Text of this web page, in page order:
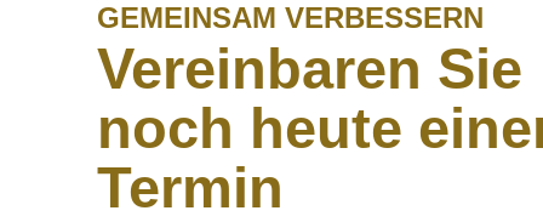
GEMEINSAM VERBESSERN
Vereinbaren Sie
noch heute
Termin